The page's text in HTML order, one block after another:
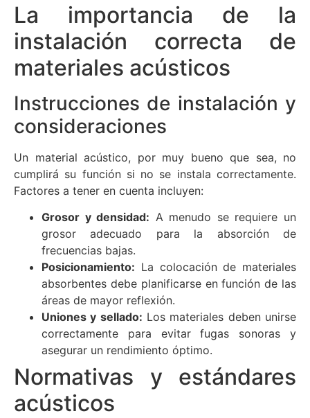
La importancia de la
instalación correcta de
materiales acústicos
Instrucciones de instalación y
consideraciones
Un material acústico, por muy bueno que sea, no
cumplirá su función si no se instala correctamente.
Factores a tener en cuenta incluyen:
Grosor y densidad: A menudo se requiere un
grosor adecuado para la absorción de
frecuencias bajas.
Posicionamiento: La colocación de materiales
absorbentes debe planificarse en función de las
áreas de mayor reflexión.
Uniones y sellado: Los materiales deben unirse
correctamente para evitar fugas sonoras y
asegurar un rendimiento óptimo.
Normativas y estándares
acústicos